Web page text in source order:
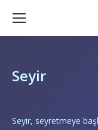
Seyir
Seyir, seyretmeye